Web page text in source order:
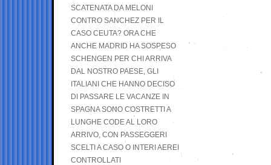
SCATENATA DA MELONI
CONTRO SANCHEZ PER IL
CASO CEUTA? ORA CHE
ANCHE MADRID HA SOSPESO
SCHENGEN PER CHI ARRIVA
DAL NOSTRO PAESE, GLI
ITALIANI CHE HANNO DECISO
DI PASSARE LE VACANZE IN
SPAGNA SONO COSTRETTI A
LUNGHE CODE AL LORO
ARRIVO, CON PASSEGGERI
SCELTI A CASO O INTERI AEREI
CONTROLLATI